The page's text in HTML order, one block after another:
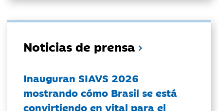
Noticias de prensa
Inauguran SIAVS 2026
mostrando cómo Brasil se está
convirtiendo en vital para el